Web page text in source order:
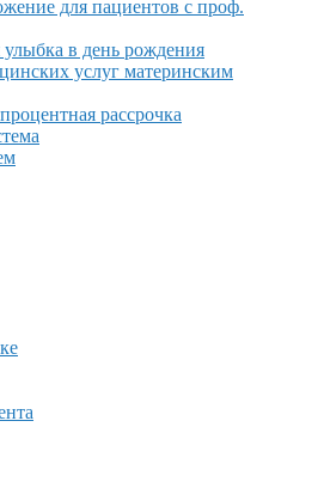
для пациентов с проф.
в день рождения
услуг материнским
рассрочка